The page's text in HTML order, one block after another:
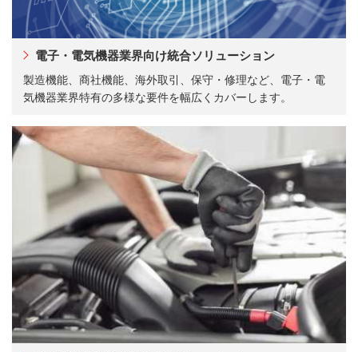
電子・電気機器業界向け統合ソリューション
製造機能、商社機能、海外取引、保守・修理など、電子・電
気機器業界特有の多様な要件を幅広くカバーします。